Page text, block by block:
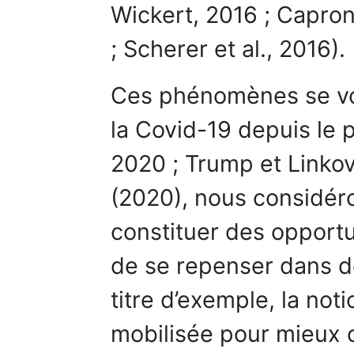
Wickert, 2016 ;
; Scherer et al., 2016).
Ces phénomènes se
la Covid-19 depuis le
2020 ; Trump et
(2020), nous
constituer des
de se repenser dans
titre d’exemple, la
mobilisée pour mieux